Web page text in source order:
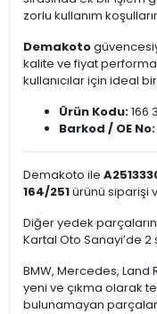
zorlu kullanım
Demakoto
kalite ve fiyat
kullanıcılar için ideal
Ürün Kodu:166
Barkod / OE No:
Demakoto ile
164/251ürünü siparişi
Diğer yedek
Kartal Oto Sanayi’de
BMW, Mercedes,
yeni ve çıkma olarak
bulunamayan parçalar